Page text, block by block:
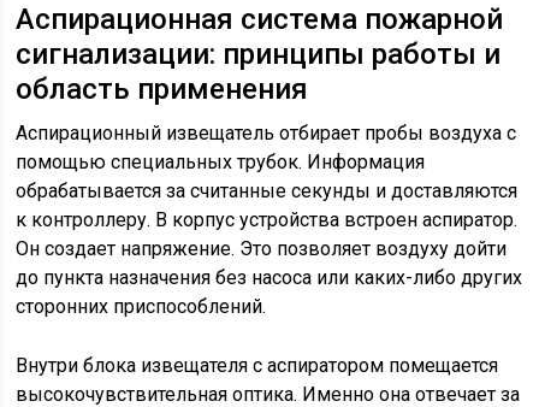
Аспирационная система пожарной
сигнализации: принципы работы и
область применения
Аспирационный извещатель отбирает пробы воздуха с
помощью специальных трубок. Информация
обрабатывается за считанные секунды и доставляются
к контроллеру. В корпус устройства встроен аспиратор.
Он создает напряжение. Это позволяет воздуху дойти
до пункта назначения без насоса или каких-либо других
сторонних приспособлений.
Внутри блока извещателя с аспиратором помещается
высокочувствительная оптика. Именно она отвечает за